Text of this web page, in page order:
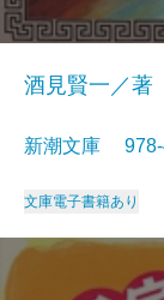
酒見賢一／著
新潮文庫
文庫電子書籍あり